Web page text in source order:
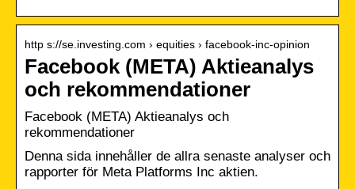
http s://se.investing.com › equities › facebook-inc-opinion
Facebook (META) Aktieanalys
och rekommendationer
Facebook (META) Aktieanalys och
rekommendationer
Denna sida innehåller de allra senaste analyser och
rapporter för Meta Platforms Inc aktien.